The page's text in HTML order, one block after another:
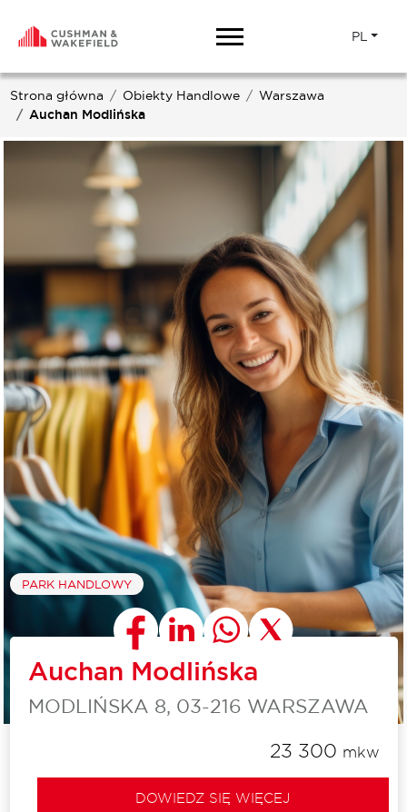
PL
Strona główna Obiekty Handlowe
Warszawa
Auchan Modlińska
PARK HANDLOWY
Auchan Modlińska
MODLIŃSKA 8, 03-216 WARSZAWA
23 300 mkw
DOWIEDZ SIĘ WIĘCEJ